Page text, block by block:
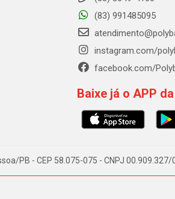
(83) 991485095
instagram.com/
facebook.com/
Baixe já o APP
PB - CEP 58.075-075 - CNPJ 00.909.327/